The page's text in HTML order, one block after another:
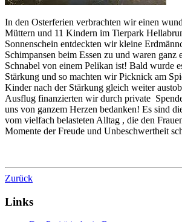
In den Osterferien verbrachten wir einen
Müttern und 11 Kindern im Tierpark
Sonnenschein entdeckten wir kleine
Schimpansen beim Essen zu und waren ganz
Schnabel von einem Pelikan ist! Bald wurde
Stärkung und so machten wir Picknick am
Kinder nach der Stärkung gleich weiter
Ausflug finanzierten wir durch private
uns von ganzem Herzen bedanken! Es sind
vom vielfach belasteten Alltag , die den
Momente der Freude und Unbeschwertheit
Zurück
Links